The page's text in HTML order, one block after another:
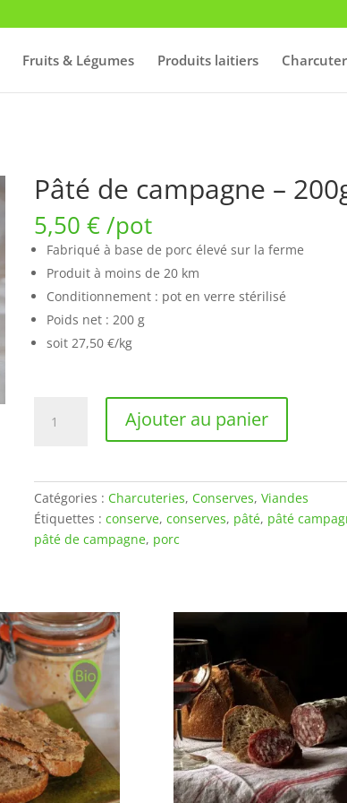
Fruits & Légumes Produits laitiers
Pâté de campagne –
5,50€/pot
Fabriqué à base de porc élevé sur la ferme
Produit à moins de 20 km
Conditionnement : pot en verre stérilisé
Poids net : 200 g
soit 27,50 €/kg
campagne
-
200g
Ajouter au panier
Catégories :Charcuteries,Conserves,Viandes
Étiquettes :conserve,conserves, pâté, pâté
pâté de campagne, porc